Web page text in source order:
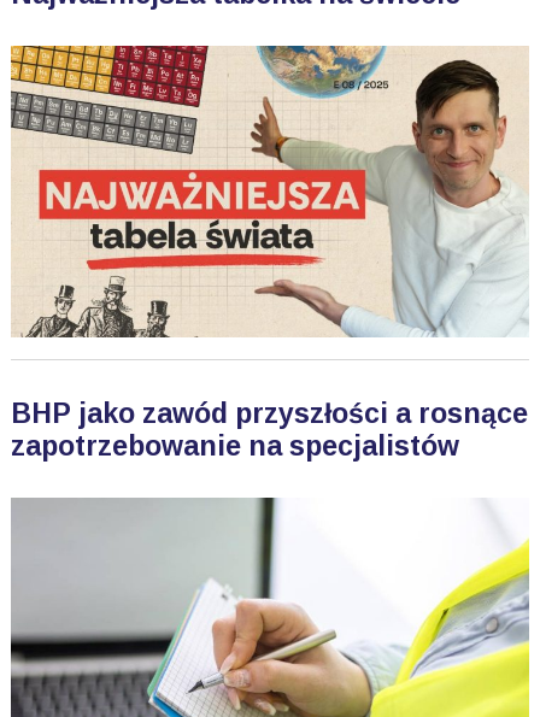
BHP jako zawód przyszłości a rosnące
zapotrzebowanie na specjalistów